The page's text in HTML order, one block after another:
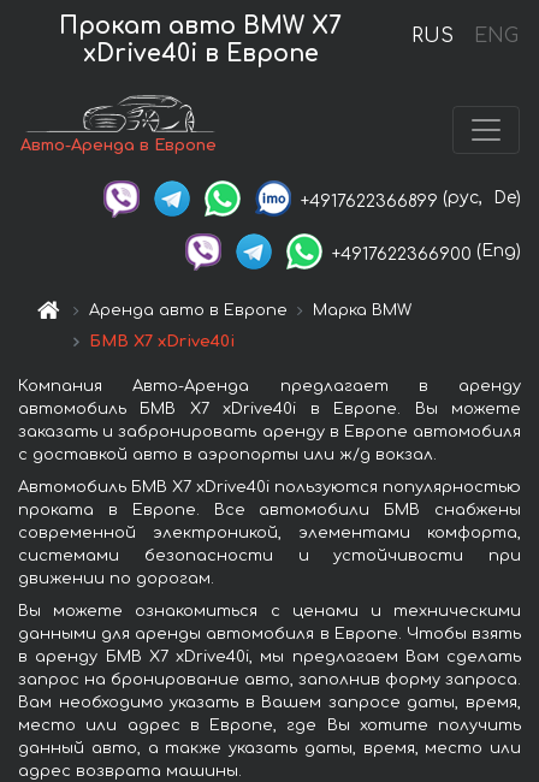
RUS ENG
Прокат авто BMW X7
xDrive40i в Европе
Авто-Аренда в Европе
+4917622366899 (рус, De)
+4917622366900 (Eng)
Аренда авто в Европе
Марка BMW
БМВ X7 xDrive40i
Компания Авто-Аренда предлагает в аренду
автомобиль БМВ X7 xDrive40i в Европе. Вы можете
заказать и забронировать аренду в Европе автомобиля
с доставкой авто в аэропорты или ж/д вокзал.
Автомобиль БМВ X7 xDrive40i пользуются популярностью
проката в Европе. Все автомобили БМВ снабжены
современной электроникой, элементами комфорта,
системами безопасности и устойчивости при
движении по дорогам.
Вы можете ознакомиться с ценами и техническими
данными для аренды автомобиля в Европе. Чтобы взять
в аренду БМВ X7 xDrive40i, мы предлагаем Вам сделать
запрос на бронирование авто, заполнив форму запроса.
Вам необходимо указать в Вашем запросе даты, время,
место или адрес в Европе, где Вы хотите получить
данный авто, а также указать даты, время, место или
адрес возврата машины.